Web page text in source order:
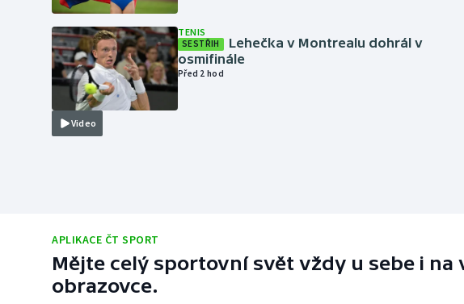
Video
TENIS
SESTŘIH
Lehečka v Montrealu dohrál v
osmifinále
Před 2 hod
APLIKACE ČT SPORT
Mějte celý sportovní svět vždy u sebe i na
obrazovce.